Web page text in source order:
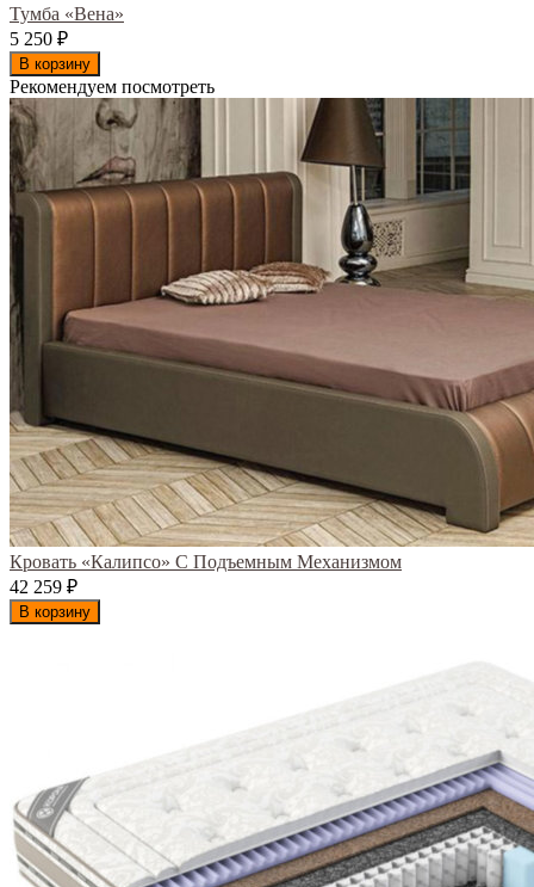
Тумба «Вена»
5 250 ₽
В корзину
Рекомендуем посмотреть
Кровать «Калипсо» С Подъемным Механизмом
42 259 ₽
В корзину